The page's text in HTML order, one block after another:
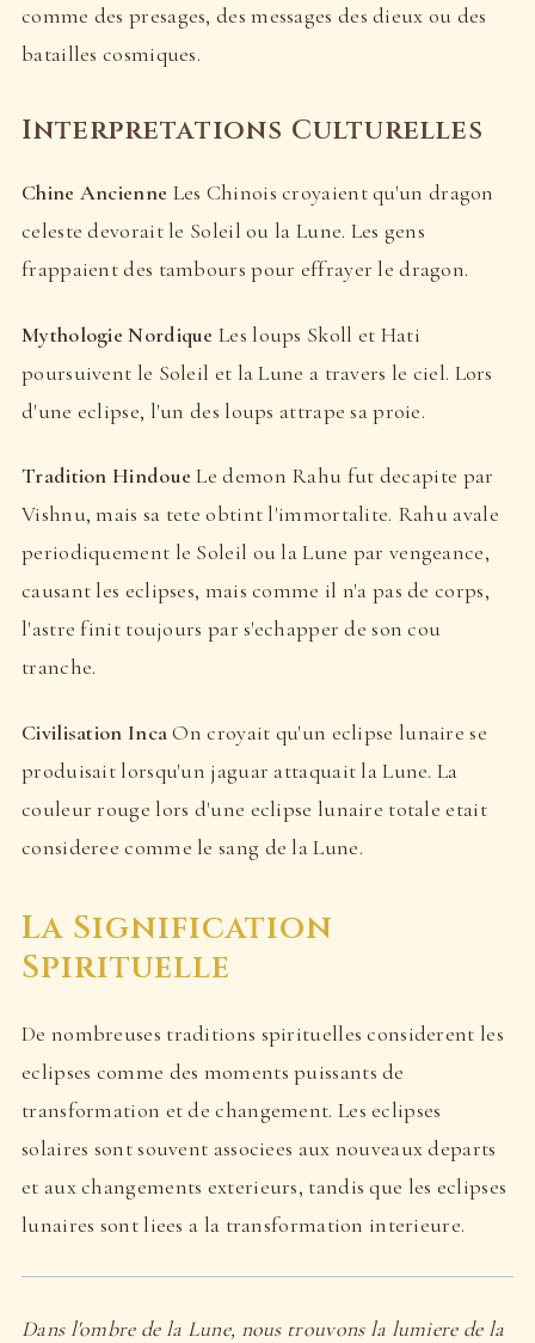
comme des presages, des messages des dieux ou des
batailles cosmiques.
Interpretations Culturelles
Chine Ancienne Les Chinois croyaient qu'un dragon
celeste devorait le Soleil ou la Lune. Les gens
frappaient des tambours pour effrayer le dragon.
Mythologie Nordique Les loups Skoll et Hati
poursuivent le Soleil et la Lune a travers le ciel. Lors
d'une eclipse, l'un des loups attrape sa proie.
Tradition Hindoue Le demon Rahu fut decapite par
Vishnu, mais sa tete obtint l'immortalite. Rahu avale
periodiquement le Soleil ou la Lune par vengeance,
causant les eclipses, mais comme il n'a pas de corps,
l'astre finit toujours par s'echapper de son cou
tranche.
Civilisation IncaOn croyait qu'un eclipse lunaire se
produisait lorsqu'un jaguar attaquait la Lune. La
couleur rouge lors d'une eclipse lunaire totale etait
consideree comme le sang de la Lune.
La Signification
Spirituelle
De nombreuses traditions spirituelles considerent les
eclipses comme des moments puissants de
transformation et de changement. Les eclipses
solaires sont souvent associees aux nouveaux departs
et aux changements exterieurs, tandis que les eclipses
lunaires sont liees a la transformation interieure.
Dans l'ombre de la Lune, nous trouvons la lumiere de la